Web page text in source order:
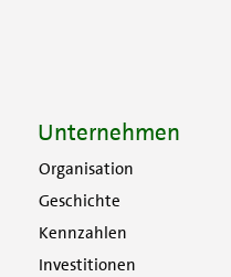
Unternehmen
Organisation
Geschichte
Kennzahlen
Investitionen